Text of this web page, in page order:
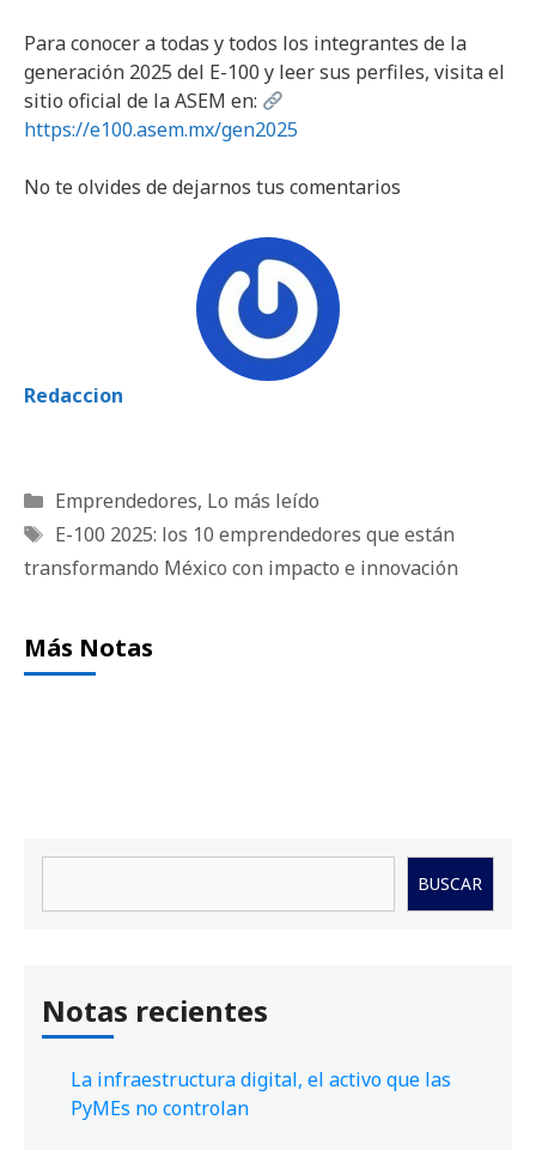
Para conocer a todas y todos los integrantes de la
generación 2025 del E-100 y leer sus perfiles, visita el
sitio oficial de la ASEM en:
https://e100.asem.mx/gen2025
No te olvides de dejarnos tus comentarios
Redaccion
Categorías
Emprendedores, Lo más leído
Etiquetas
E-100 2025: los 10 emprendedores que están
transformando México con impacto e innovación
Más Notas
BUSCAR
Notas recientes
La infraestructura digital, el activo que las
PyMEs no controlan